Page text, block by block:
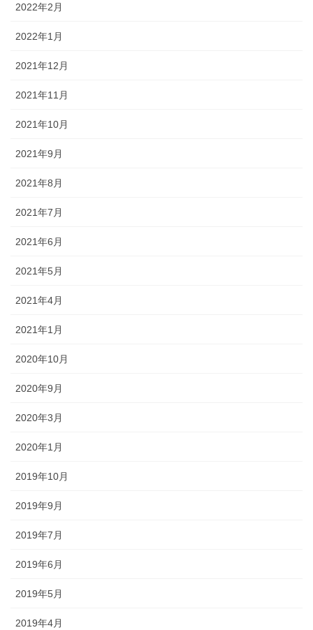
2022年2月
2022年1月
2021年12月
2021年11月
2021年10月
2021年9月
2021年8月
2021年7月
2021年6月
2021年5月
2021年4月
2021年1月
2020年10月
2020年9月
2020年3月
2020年1月
2019年10月
2019年9月
2019年7月
2019年6月
2019年5月
2019年4月